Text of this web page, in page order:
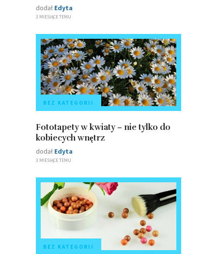
dodał Edyta
3 MIESIĄCE TEMU
BEZ KATEGORII
Fototapety w kwiaty – nie tylko do
kobiecych wnętrz
dodał Edyta
3 MIESIĄCE TEMU
BEZ KATEGORII